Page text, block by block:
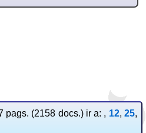
pags. (2158 docs.) ir a: , 12,25,